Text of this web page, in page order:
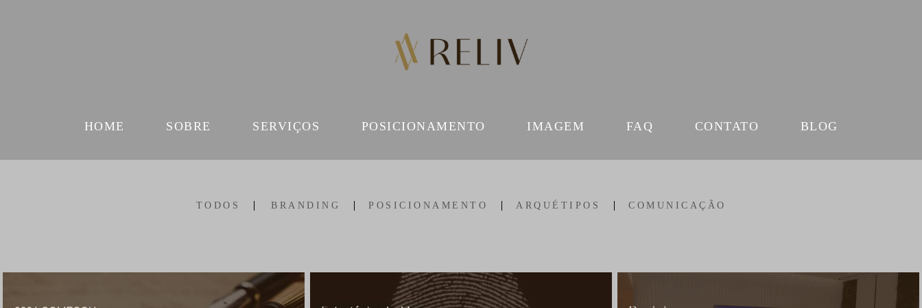
HOME SOBRE SERVIÇOS POSICIONAMENTO IMAGEM FAQ CONTATO BLOG
TODOS BRANDING POSICIONAMENTO ARQUÉTIPOS COMUNICAÇÃO